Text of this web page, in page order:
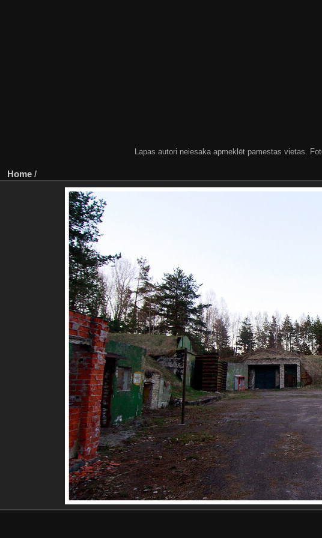
Lapas autori neiesaka apmeklēt pamestas vietas.
Home /